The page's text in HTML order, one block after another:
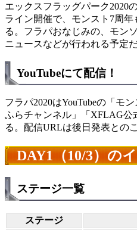
エックスフラッグパーク2020
ライン開催で、モンスト7周
る。フラパおなじみの、モン
ニュースなどが行われる予定だ
YouTubeにて配信！
フラパ2020はYouTubeの「モ
ふらチャンネル」「XFLAG公
る。配信URLは後日発表とのこ
DAY1（10/3）の
ステージ一覧
ステージ